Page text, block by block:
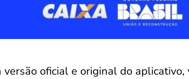
versão oficial e original do